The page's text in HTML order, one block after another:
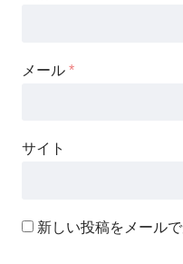
メール *
サイト
新しい投稿をメール